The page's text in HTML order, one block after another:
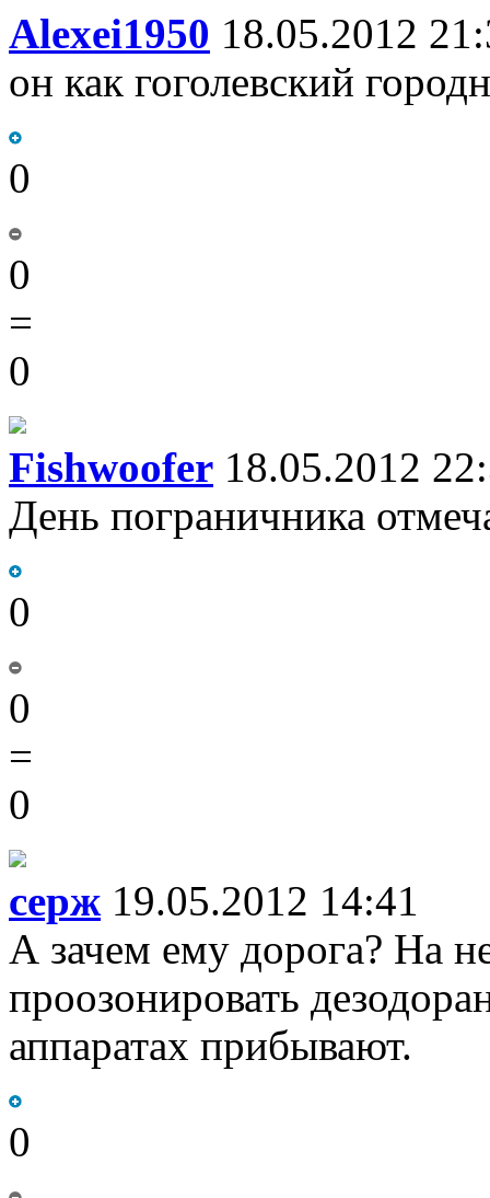
Alexei1950 18.05.2012
он как гоголевский
0
0
=
0
Fishwoofer 18.05.2012
День пограничника
0
0
=
0
серж 19.05.2012 14:41
А зачем ему дорога? На
проозонировать
аппаратах прибывают.
0